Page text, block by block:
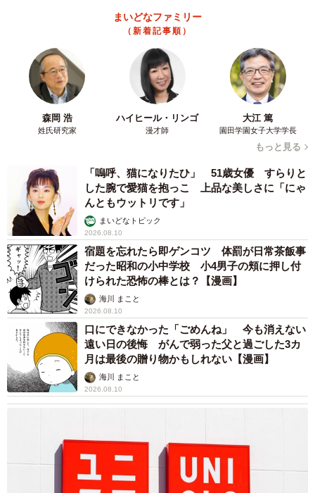
教えてもらったところ、「もう一度やり直したい」（男性
23歳）、「ずっと一緒にいたい」（女性24歳）、「よりを
戻したい」（女性29歳）、「会いたい」（男性27歳）とい
ったような回答が多くみられたといいます。
まいどなファミリー
（新着記事順）
森岡 浩
姓氏研究家
ハイヒール・リンゴ
漫才師
大江 篤
園田学園女子大学学長
もっと見る
「嗚呼、猫になりたひ」 51歳女優 すらりと
した腕で愛猫を抱っこ 上品な美しさに「にゃ
んともウットリです」
まいどなトピック
2026.08.10
宿題を忘れたら即ゲンコツ 体罰が日常茶飯事
だった昭和の小中学校 小4男子の頬に押し付
けられた恐怖の棒とは？【漫画】
海川 まこと
2026.08.10
口にできなかった「ごめんね」 今も消えない
遠い日の後悔 がんで弱った父と過ごした3カ
月は最後の贈り物かもしれない【漫画】
海川 まこと
2026.08.10